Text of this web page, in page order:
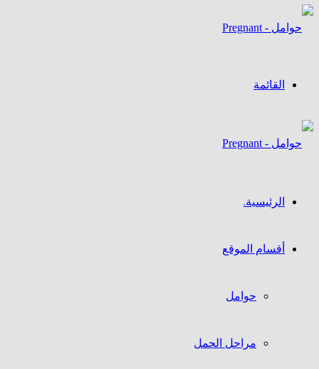
القائمة
الرئيسية.
أقسام الموقع
حوامل
مراحل الحمل